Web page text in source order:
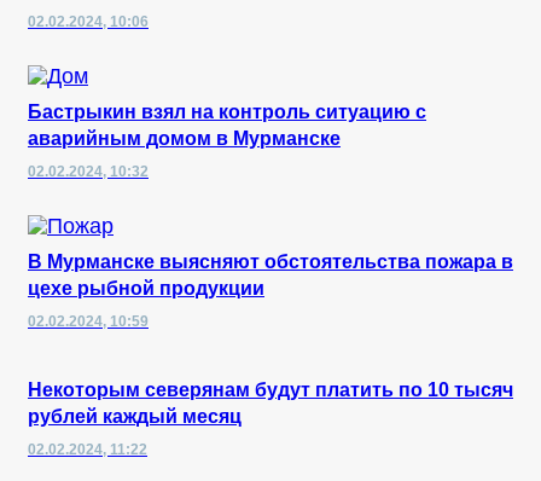
02.02.2024, 10:06
Бастрыкин взял на контроль ситуацию с
аварийным домом в Мурманске
02.02.2024, 10:32
В Мурманске выясняют обстоятельства пожара в
цехе рыбной продукции
02.02.2024, 10:59
Некоторым северянам будут платить по 10 тысяч
рублей каждый месяц
02.02.2024, 11:22